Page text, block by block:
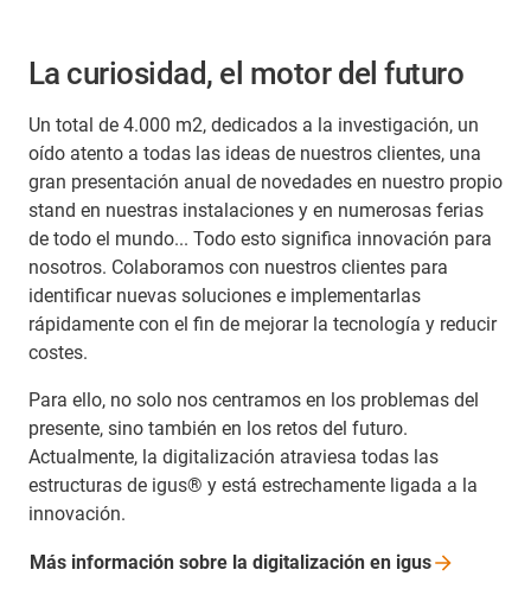
La curiosidad, el motor del futuro
Un total de 4.000 m2, dedicados a la investigación, un
oído atento a todas las ideas de nuestros clientes, una
gran presentación anual de novedades en nuestro propio
stand en nuestras instalaciones y en numerosas ferias
de todo el mundo... Todo esto significa innovación para
nosotros. Colaboramos con nuestros clientes para
identificar nuevas soluciones e implementarlas
rápidamente con el fin de mejorar la tecnología y reducir
costes.
Para ello, no solo nos centramos en los problemas del
presente, sino también en los retos del futuro.
Actualmente, la digitalización atraviesa todas las
estructuras de igus® y está estrechamente ligada a la
innovación.
Más información sobre la digitalización en igus